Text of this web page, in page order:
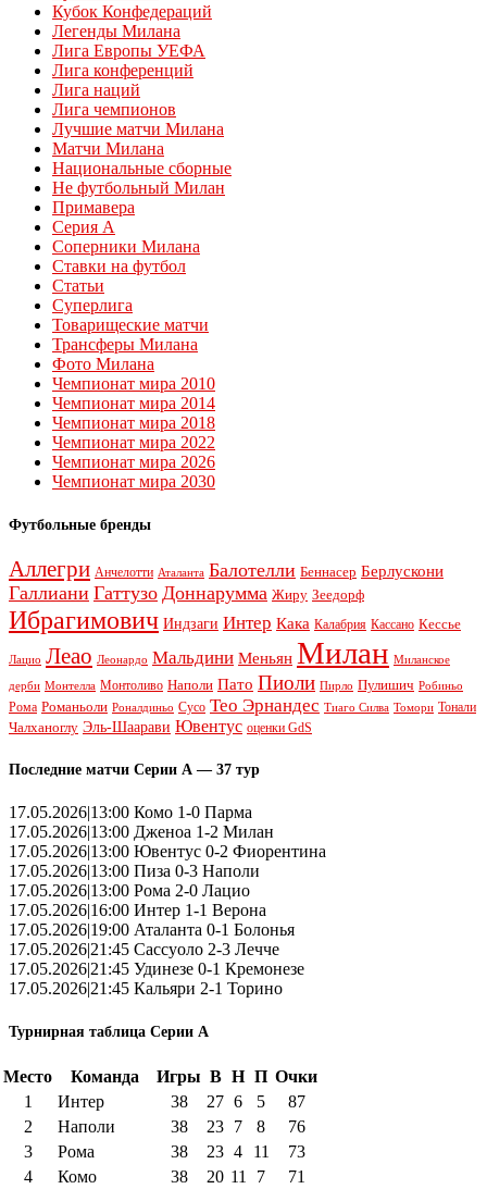
Кубок Конфедераций
Легенды Милана
Лига Европы УЕФА
Лига конференций
Лига наций
Лига чемпионов
Лучшие матчи Милана
Матчи Милана
Национальные сборные
Не футбольный Милан
Примавера
Серия А
Соперники Милана
Ставки на футбол
Статьи
Суперлига
Товарищеские матчи
Трансферы Милана
Фото Милана
Чемпионат мира 2010
Чемпионат мира 2014
Чемпионат мира 2018
Чемпионат мира 2022
Чемпионат мира 2026
Чемпионат мира 2030
Футбольные бренды
Аллегри Анчелотти Аталанта Балотелли Беннасер Берлускони
Галлиани Гаттузо Доннарумма Жиру Зеедорф
Ибрагимович Индзаги Интер Кака Калабрия Кассано Кессье
Лацио Леао Леонардо Мальдини Меньян Милан Миланское
дерби Монтелла Монтоливо Наполи Пато Пиоли Пирло Пулишич Робиньо
Рома Романьоли Роналдиньо Сусо Тео Эрнандес Тиаго Силва Томори Тонали
Чалханоглу Эль-Шаарави Ювентус оценки GdS
Последние матчи Серии А — 37 тур
17.05.2026|13:00 Комо 1-0 Парма
17.05.2026|13:00 Дженоа 1-2 Милан
17.05.2026|13:00 Ювентус 0-2 Фиорентина
17.05.2026|13:00 Пиза 0-3 Наполи
17.05.2026|13:00 Рома 2-0 Лацио
17.05.2026|16:00 Интер 1-1 Верона
17.05.2026|19:00 Аталанта 0-1 Болонья
17.05.2026|21:45 Сассуоло 2-3 Лечче
17.05.2026|21:45 Удинезе 0-1 Кремонезе
17.05.2026|21:45 Кальяри 2-1 Торино
Турнирная таблица Серии А
Место Команда Игры В Н П Очки
1
Интер 38 27 6 5
87
2
Наполи 38 23 7 8
76
3
Рома 38 23 4 11
73
4
Комо 38 20 11 7
71